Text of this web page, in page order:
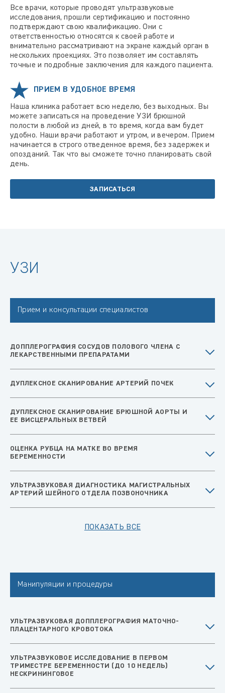
Все врачи, которые проводят ультразвуковые
исследования, прошли сертификацию и постоянно
подтверждают свою квалификацию. Они с
ответственностью относятся к своей работе и
внимательно рассматривают на экране каждый орган в
нескольких проекциях. Это позволяет им составлять
точные и подробные заключения для каждого пациента.
ПРИЕМ В УДОБНОЕ ВРЕМЯ
Наша клиника работает всю неделю, без выходных. Вы
можете записаться на проведение УЗИ брюшной
полости в любой из дней, в то время, когда вам будет
удобно. Наши врачи работают и утром, и вечером. Прием
начинается в строго отведенное время, без задержек и
опозданий. Так что вы сможете точно планировать свой
день.
ЗАПИСАТЬСЯ
УЗИ
Прием и консультации специалистов
ДОППЛЕРОГРАФИЯ СОСУДОВ ПОЛОВОГО ЧЛЕНА С
ЛЕКАРСТВЕННЫМИ ПРЕПАРАТАМИ
ДУПЛЕКСНОЕ СКАНИРОВАНИЕ АРТЕРИЙ ПОЧЕК
ДУПЛЕКСНОЕ СКАНИРОВАНИЕ БРЮШНОЙ АОРТЫ И
ЕЕ ВИСЦЕРАЛЬНЫХ ВЕТВЕЙ
ОЦЕНКА РУБЦА НА МАТКЕ ВО ВРЕМЯ
БЕРЕМЕННОСТИ
УЛЬТРАЗВУКОВАЯ ДИАГНОСТИКА МАГИСТРАЛЬНЫХ
АРТЕРИЙ ШЕЙНОГО ОТДЕЛА ПОЗВОНОЧНИКА
ПОКАЗАТЬ ВСЕ
Манипуляции и процедуры
УЛЬТРАЗВУКОВАЯ ДОППЛЕРОГРАФИЯ МАТОЧНО-
ПЛАЦЕНТАРНОГО КРОВОТОКА
УЛЬТРАЗВУКОВОЕ ИССЛЕДОВАНИЕ В ПЕРВОМ
ТРИМЕСТРЕ БЕРЕМЕННОСТИ (ДО 10 НЕДЕЛЬ)
НЕСКРИНИНГОВОЕ